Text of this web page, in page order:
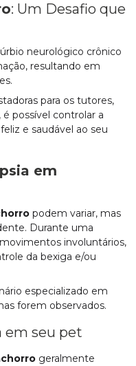
: Um Desafio que
neurológico crônico
resultando em
para os tutores,
possível controlar a
e saudável ao seu
em
podem variar, mas
Durante uma
involuntários,
da bexiga e/ou
especializado em
forem observados.
em seu pet
geralmente